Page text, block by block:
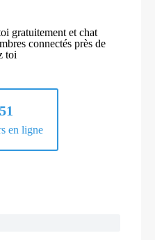
gratuitement et chat
connectés près de
toi
en ligne